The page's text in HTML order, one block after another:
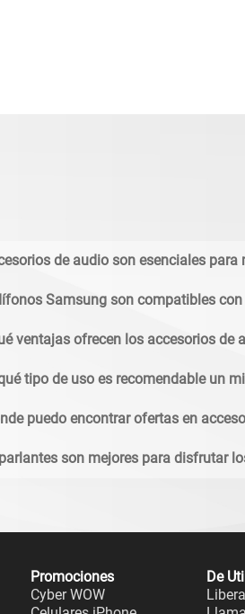
de audio son esenciales para
Samsung son compatibles
ventajas ofrecen los accesorios de
tipo de uso es recomendable un
puedo encontrar ofertas en
son mejores para disfrutar
Promociones
Cyber WOW
De